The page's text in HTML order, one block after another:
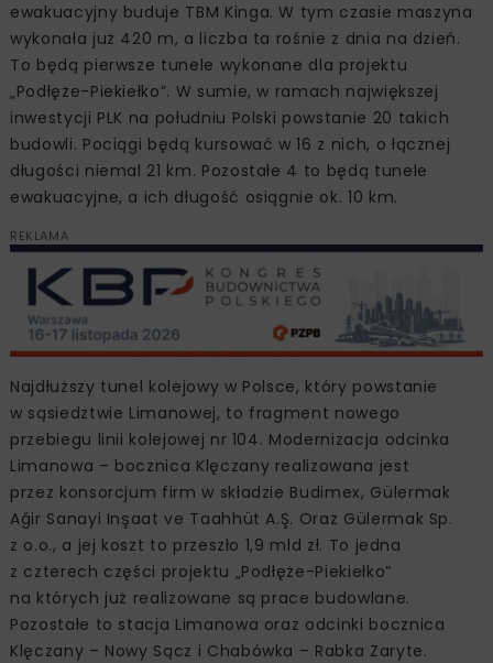
ewakuacyjny buduje TBM Kinga. W tym czasie maszyna
wykonała już 420 m, a liczba ta rośnie z dnia na dzień.
To będą pierwsze tunele wykonane dla projektu
„Podłęże-Piekiełko”. W sumie, w ramach największej
inwestycji PLK na południu Polski powstanie 20 takich
budowli. Pociągi będą kursować w 16 z nich, o łącznej
długości niemal 21 km. Pozostałe 4 to będą tunele
ewakuacyjne, a ich długość osiągnie ok. 10 km.
REKLAMA
Najdłuższy tunel kolejowy w Polsce, który powstanie
w sąsiedztwie Limanowej, to fragment nowego
przebiegu linii kolejowej nr 104. Modernizacja odcinka
Limanowa – bocznica Klęczany realizowana jest
przez konsorcjum firm w składzie Budimex, Gülermak
Ağir Sanayi Inşaat ve Taahhüt A.Ş. Oraz Gülermak Sp.
z o.o., a jej koszt to przeszło 1,9 mld zł. To jedna
z czterech części projektu „Podłęże-Piekiełko”
na których już realizowane są prace budowlane.
Pozostałe to stacja Limanowa oraz odcinki bocznica
Klęczany – Nowy Sącz i Chabówka – Rabka Zaryte.